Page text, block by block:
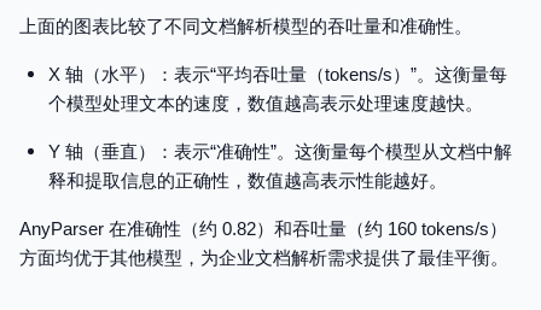
上面的图表比较了不同文档解析模型的吞吐量和准确性。
X 轴（水平）：表示“平均吞吐量（tokens/s）”。这衡量每
个模型处理文本的速度，数值越高表示处理速度越快。
Y 轴（垂直）：表示“准确性”。这衡量每个模型从文档中解
释和提取信息的正确性，数值越高表示性能越好。
AnyParser 在准确性（约 0.82）和吞吐量（约 160 tokens/s）
方面均优于其他模型，为企业文档解析需求提供了最佳平衡。